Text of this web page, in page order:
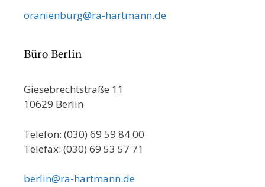
oranienburg@ra-hartmann.de
Büro Berlin
Giesebrechtstraße 11
10629 Berlin
Telefon: (030) 69 59 84 00
Telefax: (030) 69 53 57 71
berlin@ra-hartmann.de